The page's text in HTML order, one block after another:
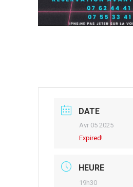
DATE
Avr 05 2025
Expired!
HEURE
19h30